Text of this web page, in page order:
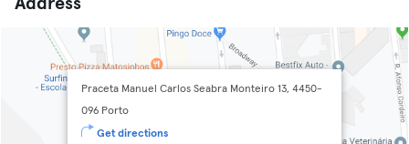
Address
Praceta Manuel Carlos Seabra Monteiro 13, 4450-
096 Porto
Get directions